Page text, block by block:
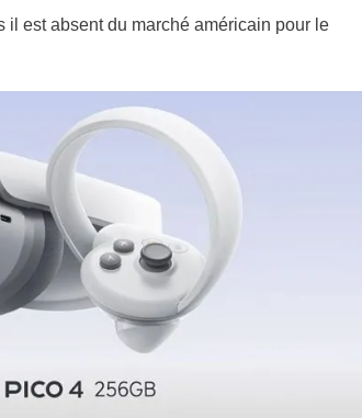
il est absent du marché américain pour le